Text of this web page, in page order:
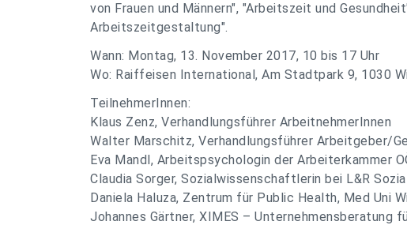
von Frauen und Männern", "Arbeitszeit und
Arbeitszeitgestaltung".
Wann: Montag, 13. November 2017, 10 bis 17 Uhr
Wo: Raiffeisen International, Am Stadtpark 9, 1030
TeilnehmerInnen:
Klaus Zenz, Verhandlungsführer ArbeitnehmerInnen
Walter Marschitz, Verhandlungsführer Arbeitgeber/
Eva Mandl, Arbeitspsychologin der Arbeiterkammer
Claudia Sorger, Sozialwissenschaftlerin bei L&R
Daniela Haluza, Zentrum für Public Health, Med Uni
Johannes Gärtner, XIMES – Unternehmensberatung